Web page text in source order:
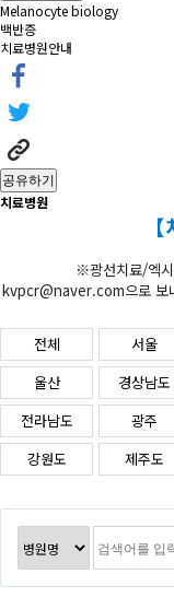
Melanocyte biology
백반증
치료병원안내
공유하기
치료병원
※광선치료/엑
kvpcr@naver.com으로 보
전체 서울
울산
경상남도
전라남도
광주
강원도
제주도